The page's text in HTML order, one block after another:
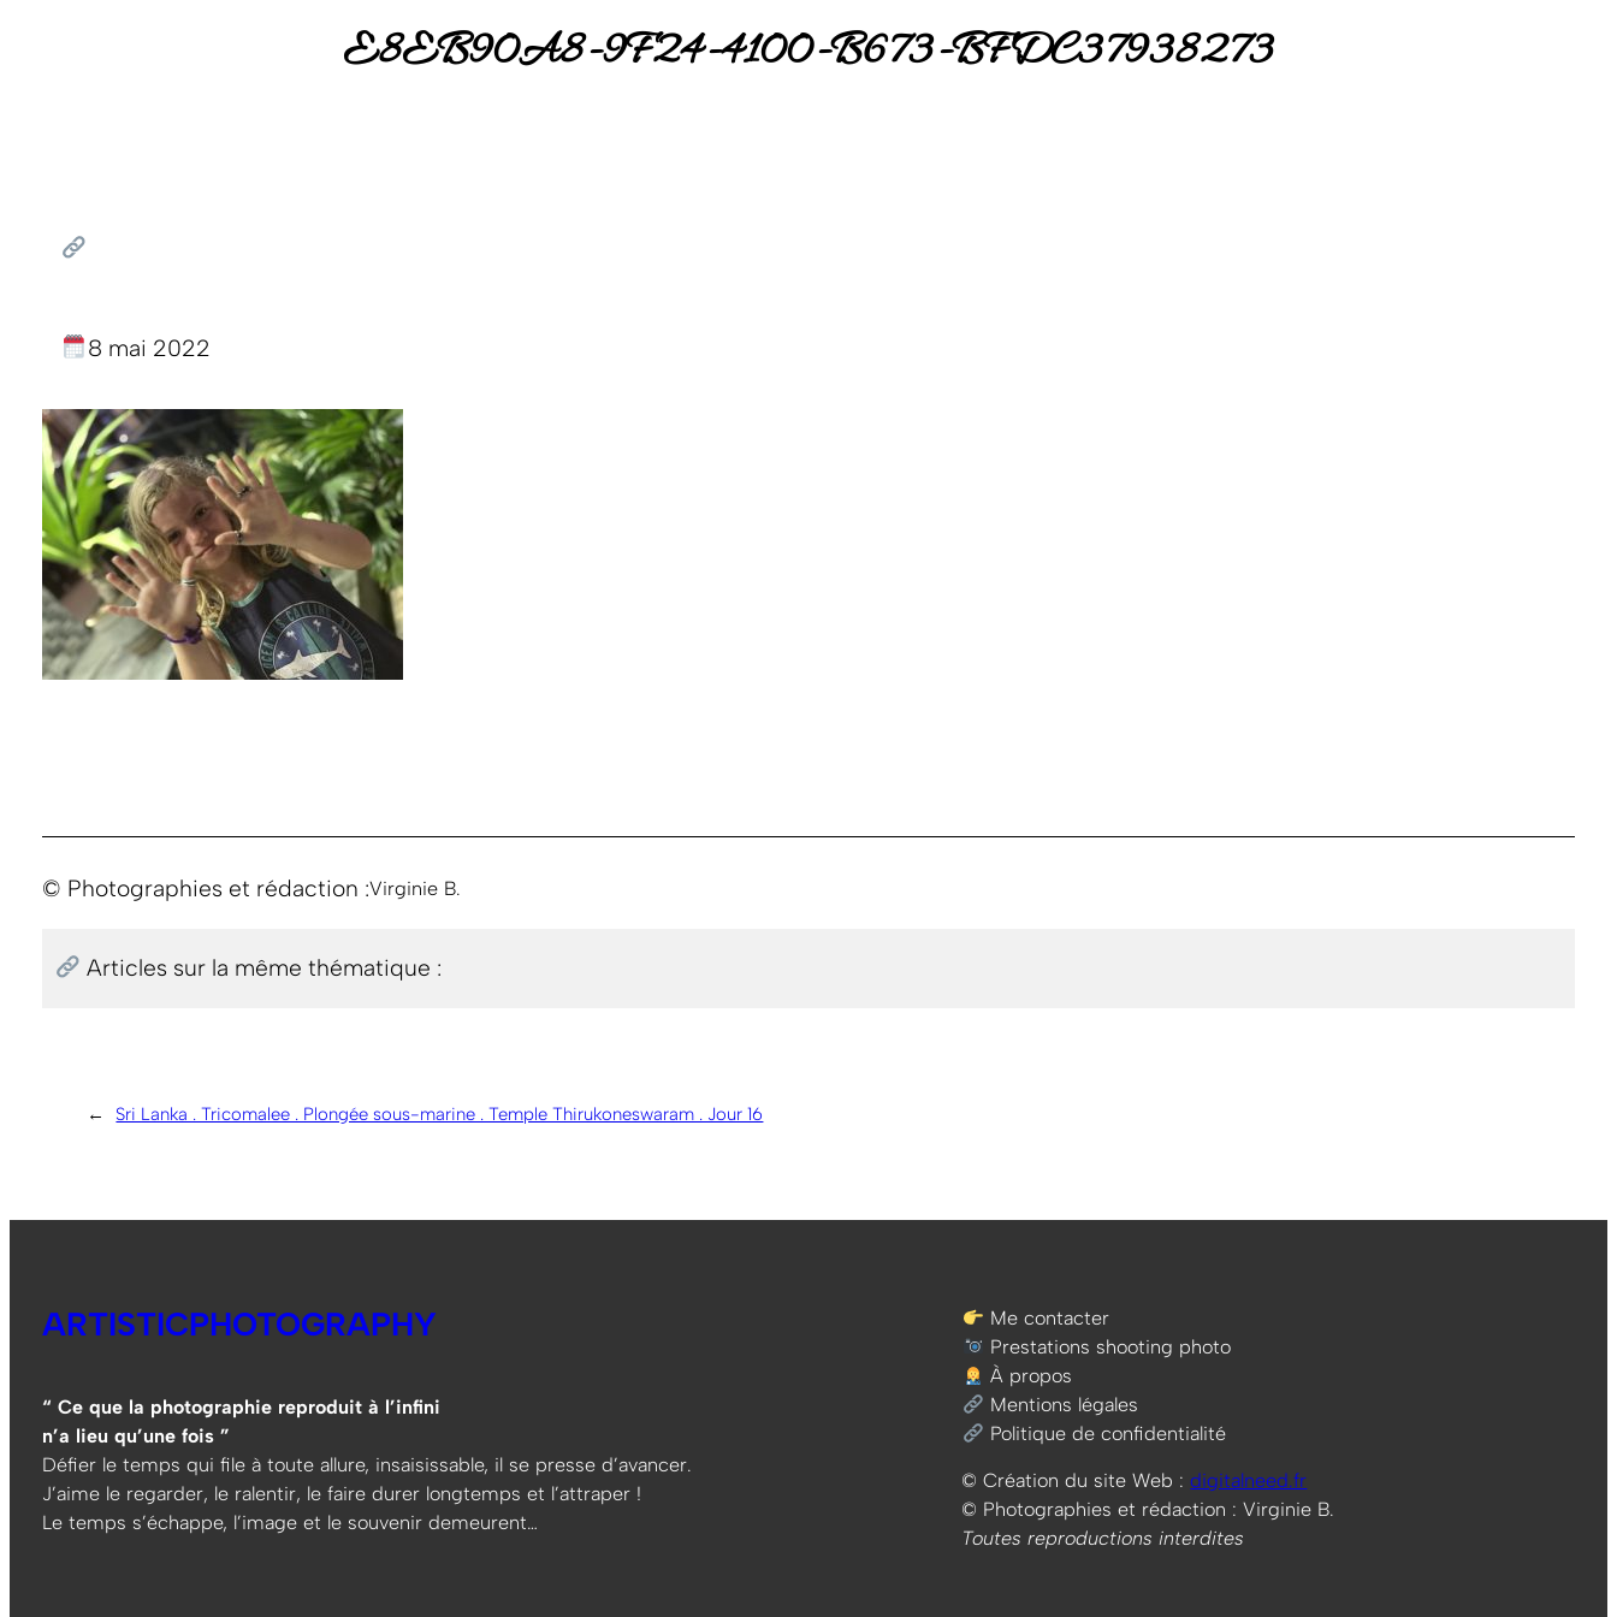
E8EB90A8-9F24-4100-B673-BFDC37938273
8 mai 2022
© Photographies et rédaction :Virginie B.
Articles sur la même thématique :
← Sri Lanka . Tricomalee . Plongée sous-marine . Temple Thirukoneswaram . Jour 16
ARTISTICPHOTOGRAPHY
“ Ce que la photographie reproduit à l’infini
n’a lieu qu’une fois ”
Défier le temps qui file à toute allure, insaisissable, il se presse d’avancer.
J’aime le regarder, le ralentir, le faire durer longtemps et l’attraper !
Le temps s’échappe, l’image et le souvenir demeurent…
Me contacter
Prestations shooting photo
À propos
Mentions légales
Politique de confidentialité
© Création du site Web : digitalneed.fr
© Photographies et rédaction : Virginie B.
Toutes reproductions interdites